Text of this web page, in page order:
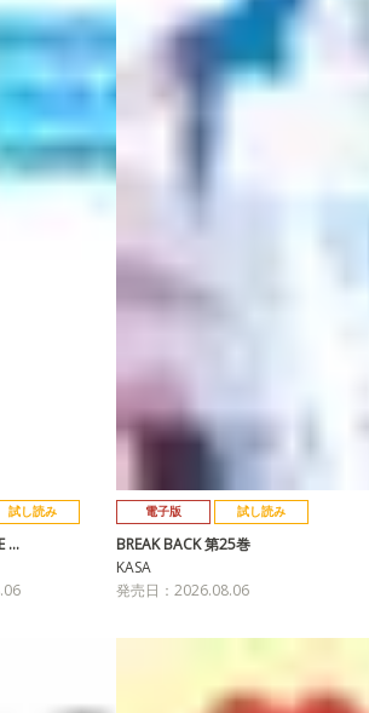
試し読み
…
電子版 試し読み
BREAK BACK 第25巻
KASA
発売日：2026.08.06